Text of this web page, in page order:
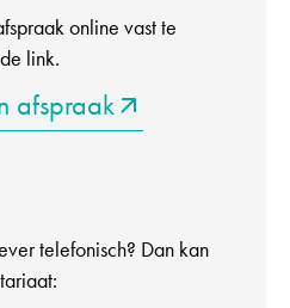
online vast te
link.
afspraak
telefonisch? Dan kan